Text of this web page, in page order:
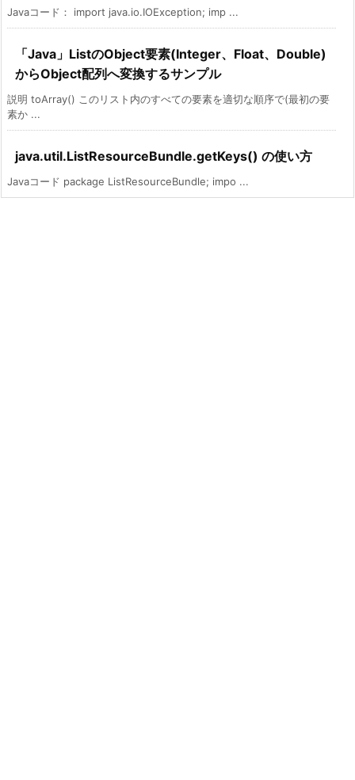
Javaコード： import java.io.IOException; imp ...
「Java」ListのObject要素(Integer、Float、Double)
からObject配列へ変換するサンプル
説明 toArray() このリスト内のすべての要素を適切な順序で(最初の要
素か ...
java.util.ListResourceBundle.getKeys() の使い方
Javaコード package ListResourceBundle; impo ...